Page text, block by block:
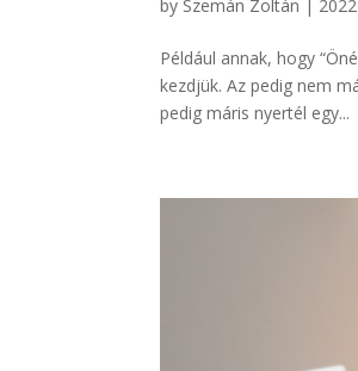
by Szemán Zoltán |
Például annak, hogy
kezdjük. Az pedig nem
pedig máris nyertél egy...